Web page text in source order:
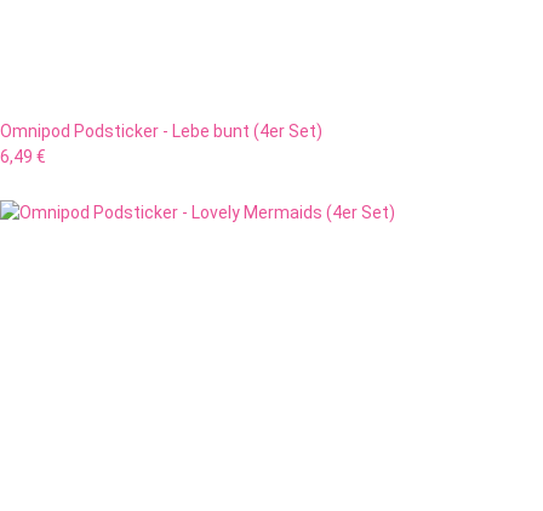
Omnipod Podsticker - Lebe bunt (4er Set)
6,49 €